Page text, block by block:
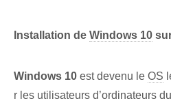
Installation de Windows 10
Windows 10 est devenu le OS
r les utilisateurs d’ordinateurs